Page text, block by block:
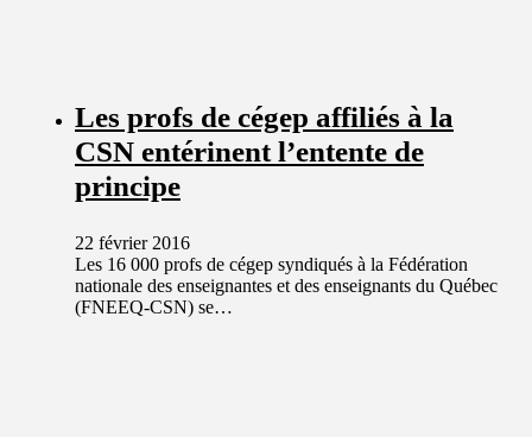
Les profs de cégep affiliés à la
CSN entérinent l’entente de
principe
22 février 2016
Les 16 000 profs de cégep syndiqués à la Fédération
nationale des enseignantes et des enseignants du Québec
(FNEEQ-CSN) se…